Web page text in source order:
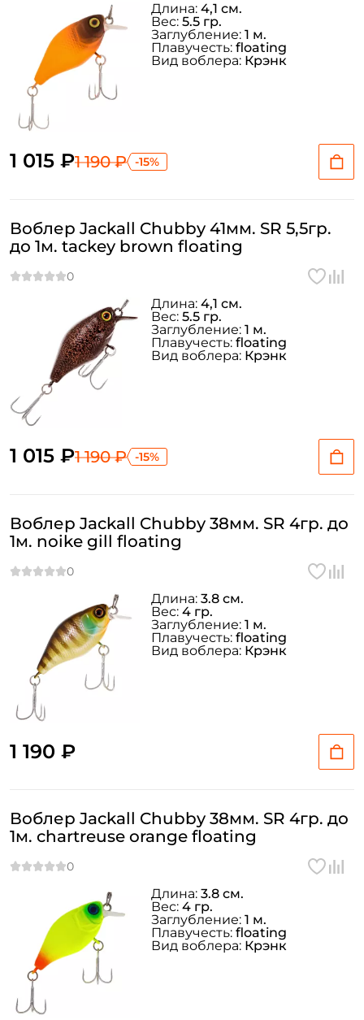
1 015 ₽1 190 ₽ -15%
Длина: 4,1 см.
Вес: 5.5 гр.
Заглубление: 1 м.
Плавучесть: floating
Вид воблера: Крэнк
Воблер Jackall Chubby 41мм. SR 5,5гр.
до 1м. tackey brown floating
1 015 ₽1 190 ₽ -15%
Длина: 4,1 см.
Вес: 5.5 гр.
Заглубление: 1 м.
Плавучесть: floating
Вид воблера: Крэнк
Воблер Jackall Chubby 38мм. SR 4гр. до
1м. noike gill floating
1 190 ₽
Длина: 3.8 см.
Вес: 4 гр.
Заглубление: 1 м.
Плавучесть: floating
Вид воблера: Крэнк
Воблер Jackall Chubby 38мм. SR 4гр. до
1м. chartreuse orange floating
Длина: 3.8 см.
Вес: 4 гр.
Заглубление: 1 м.
Плавучесть: floating
Вид воблера: Крэнк